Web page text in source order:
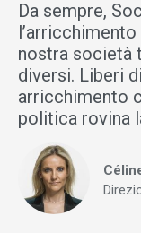
Da sempre,
nostra società
diversi. Liberi
arricchimento
politica rovina